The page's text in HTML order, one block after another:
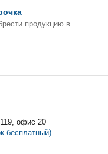
продукцию в
офис 20
бесплатный)